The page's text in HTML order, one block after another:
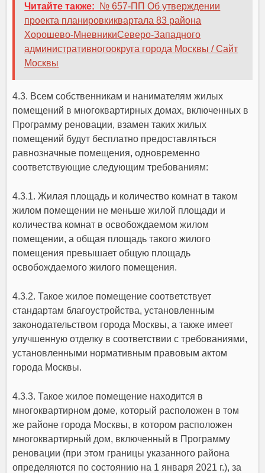
Читайте также:
№ 657-ПП Об утверждении
проекта планировкиквартала 83 района
Хорошево-МневникиСеверо-Западного
административногоокруга города Москвы / Сайт
Москвы
4.3. Всем собственникам и нанимателям жилых
помещений в многоквартирных домах, включенных в
Программу реновации, взамен таких жилых
помещений будут бесплатно предоставляться
равнозначные помещения, одновременно
соответствующие следующим требованиям:
4.3.1. Жилая площадь и количество комнат в таком
жилом помещении не меньше жилой площади и
количества комнат в освобождаемом жилом
помещении, а общая площадь такого жилого
помещения превышает общую площадь
освобождаемого жилого помещения.
4.3.2. Такое жилое помещение соответствует
стандартам благоустройства, установленным
законодательством города Москвы, а также имеет
улучшенную отделку в соответствии с требованиями,
установленными нормативным правовым актом
города Москвы.
4.3.3. Такое жилое помещение находится в
многоквартирном доме, который расположен в том
же районе города Москвы, в котором расположен
многоквартирный дом, включенный в Программу
реновации (при этом границы указанного района
определяются по состоянию на 1 января 2021 г.), за